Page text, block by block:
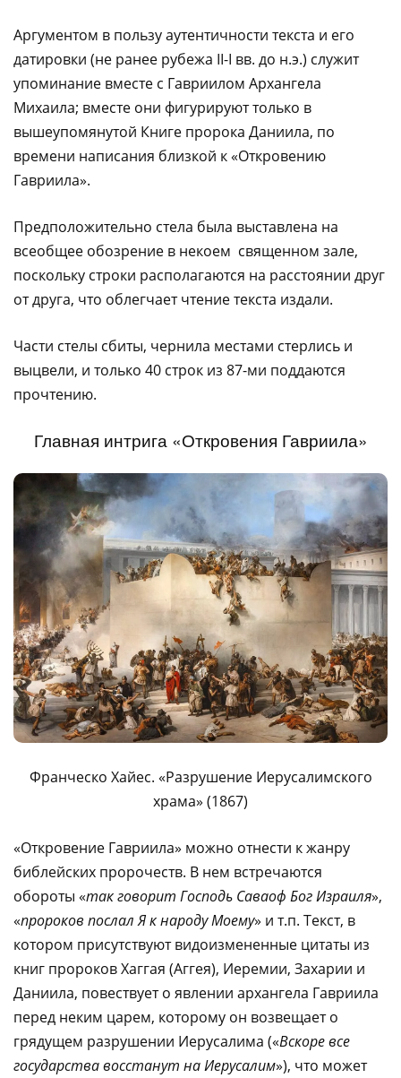
Аргументом в пользу аутентичности текста и его
датировки (не ранее рубежа II-I вв. до н.э.) служит
упоминание вместе с Гавриилом Архангела
Михаила; вместе они фигурируют только в
вышеупомянутой Книге пророка Даниила, по
времени написания близкой к «Откровению
Гавриила».
Предположительно стела была выставлена на
всеобщее обозрение в некоем священном зале,
поскольку строки располагаются на расстоянии друг
от друга, что облегчает чтение текста издали.
Части стелы сбиты, чернила местами стерлись и
выцвели, и только 40 строк из 87-ми поддаются
прочтению.
Главная интрига «Откровения Гавриила»
Франческо Хайес. «Разрушение Иерусалимского
храма» (1867)
«Откровение Гавриила» можно отнести к жанру
библейских пророчеств. В нем встречаются
обороты «так говорит Господь Саваоф Бог Израиля»,
«пророков послал Я к народу Моему» и т.п. Текст, в
котором присутствуют видоизмененные цитаты из
книг пророков Хаггая (Аггея), Иеремии, Захарии и
Даниила, повествует о явлении архангела Гавриила
перед неким царем, которому он возвещает о
грядущем разрушении Иерусалима («Вскоре все
государства восстанут на Иерусалим»), что может